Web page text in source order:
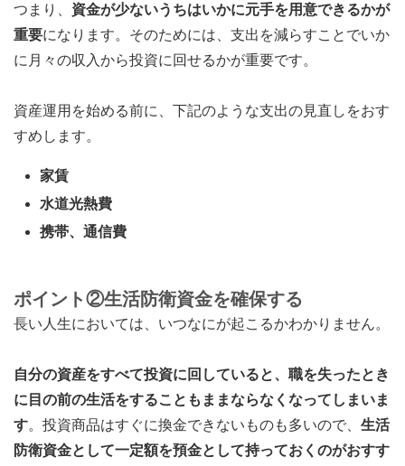
つまり、 資金が少ないうちはいかに元手を用意できるかが
重要になります。そのためには、支出を減らすことでいか
に月々の収入から投資に回せるかが重要です。
資産運用を始める前に、下記のような支出の見直しをおす
すめします。
家賃
水道光熱費
携帯、通信費
ポイント②生活防衛資金を確保する
長い人生においては、いつなにが起こるかわかりません。
自分の資産をすべて投資に回していると、職を失ったとき
に目の前の生活をすることもままならなくなってしまいま
す。投資商品はすぐに換金できないものも多いので、 生活
防衛資金として一定額を預金として持っておくのがおすす